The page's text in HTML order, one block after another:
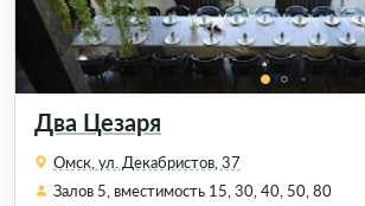
Два Цезаря
Омск, ул. Декабристов, 37
Залов 5, вместимость 15, 30, 40, 50, 80